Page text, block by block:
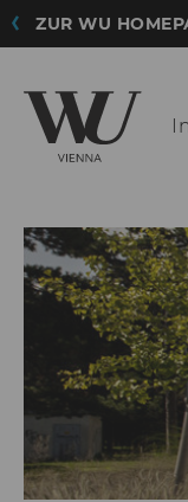
ZUR WU